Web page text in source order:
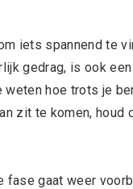
iets spannend te
gedrag, is ook
hoe trots je
zit te komen,
fase gaat weer